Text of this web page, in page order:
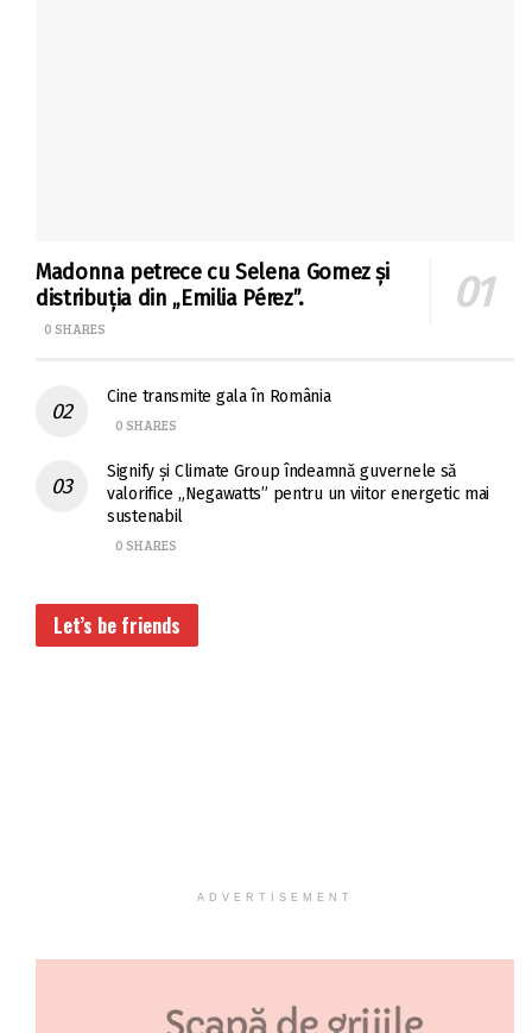
Madonna petrece cu Selena Gomez și
distribuția din „Emilia Pérez”.
0 SHARES
Cine transmite gala în România
0 SHARES
Signify și Climate Group îndeamnă guvernele să
valorifice „Negawatts” pentru un viitor energetic mai
sustenabil
0 SHARES
Let’s be friends
ADVERTISEMENT